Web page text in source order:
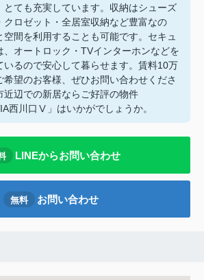
とても充実しています。収納はシューズ
クロゼット・全居室収納など豊富なの
空間を利用することも可能です。セキュ
、オートロック・TVインターホンなどを
いるので安心して暮らせます。賃料10万
希望のお客様、ぜひお問い合わせくださ
近辺での新居ならご好評の物件
西川口Ⅴ」はいかがでしょうか。
LINEからお問い合わせ
無料 お問い合わせ